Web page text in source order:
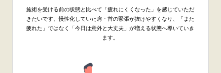
施術を受ける前の状態と比べて「疲れにくくなった」を感じていただ
きたいです。慢性化していた肩・首の緊張が抜けやすくなり、「また
疲れた」ではなく「今日は意外と大丈夫」が増える状態へ導いていき
ます。